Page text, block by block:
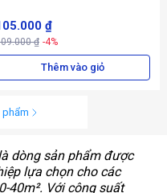
₫
₫ -4%
Thêm vào giỏ
phẩm
dòng sản phẩm được
lựa chọn cho các
40m². Với công suất